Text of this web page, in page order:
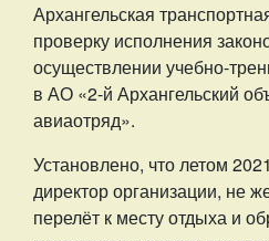
Архангельская
проверку исполнения
осуществлении учебно-
в АО «2-й Архангельский
авиаотряд».
Установлено, что летом
директор организации, не
перелёт к месту отдыха и